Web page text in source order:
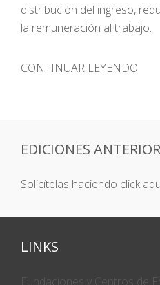
distribución del ingreso,
la remuneración al trabajo.
CONTINUAR LEYENDO
EDICIONES
Solicítelas haciendo click
LINKS
Fundaciones y Centros de